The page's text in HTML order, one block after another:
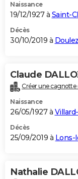
Naissance
19/12/1927 à Saint-
Décès
30/10/2019 à
Claude
Créer une cagnotte
Naissance
26/05/1927 à
Décès
25/09/2019 à Lons-
Nathalie